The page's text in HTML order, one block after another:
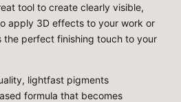
tool to create clearly visible,
apply 3D effects to your work or
the perfect finishing touch to your
lightfast pigments
formula that becomes